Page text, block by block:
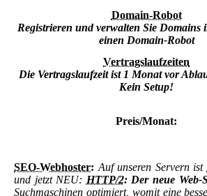
Domain-Robot
Registrieren und verwalten Sie Domains
einen Domain-Robot
Vertragslaufzeiten
Die Vertragslaufzeit ist 1 Monat vor
Kein Setup!
Preis/Monat:
SEO-Webhoster: Auf unseren Servern ist
und jetzt NEU: HTTP/2: Der neue Web-
Suchmaschinen optimiert, womit eine